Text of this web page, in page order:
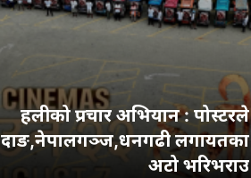
हलीको प्रचार अभियान : पोस्टरले
दाङ,नेपालगञ्ज,धनगढी लगायतका
अटो भरिभराउ